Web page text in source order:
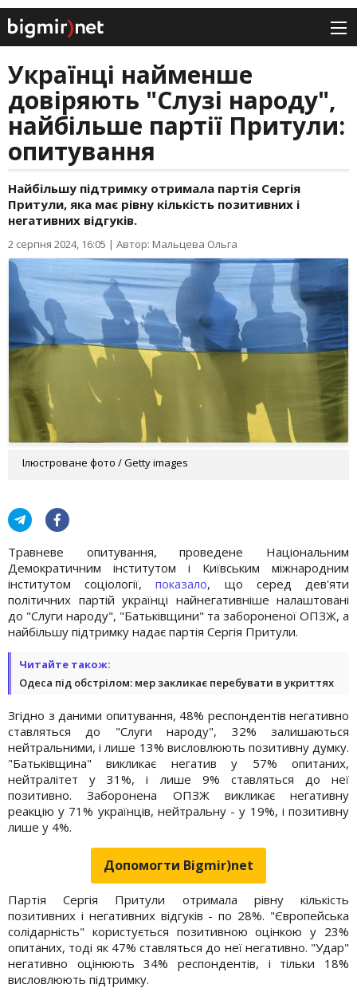
Українці найменше
довіряють "Слузі народу",
найбільше партії Притули:
опитування
Найбільшу підтримку отримала партія Сергія
Притули, яка має рівну кількість позитивних і
негативних відгуків.
2 серпня 2024, 16:05 | Автор: Мальцева Ольга
Ілюстроване фото / Getty images
Травневе опитування, проведене Національним
Демократичним інститутом і Київським міжнародним
інститутом соціології,показало, що серед дев'яти
політичних партій українці найнегативніше налаштовані
до "Слуги народу", "Батьківщини" та забороненої ОПЗЖ, а
найбільшу підтримку надає партія Сергія Притули.
Читайте також:
Одеса під обстрілом: мер закликає перебувати в укриттях
Згідно з даними опитування, 48% респондентів негативно
ставляться до "Слуги народу", 32% залишаються
нейтральними, і лише 13% висловлюють позитивну думку.
"Батьківщина" викликає негатив у 57% опитаних,
нейтралітет у 31%, і лише 9% ставляться до неї
позитивно. Заборонена ОПЗЖ викликає негативну
реакцію у 71% українців, нейтральну - у 19%, і позитивну
лише у 4%.
Допомогти Bigmir)net
Партія Сергія Притули отримала рівну кількість
позитивних і негативних відгуків - по 28%. "Європейська
солідарність" користується позитивною оцінкою у 23%
опитаних, тоді як 47% ставляться до неї негативно. "Удар"
негативно оцінюють 34% респондентів, і тільки 18%
висловлюють підтримку.